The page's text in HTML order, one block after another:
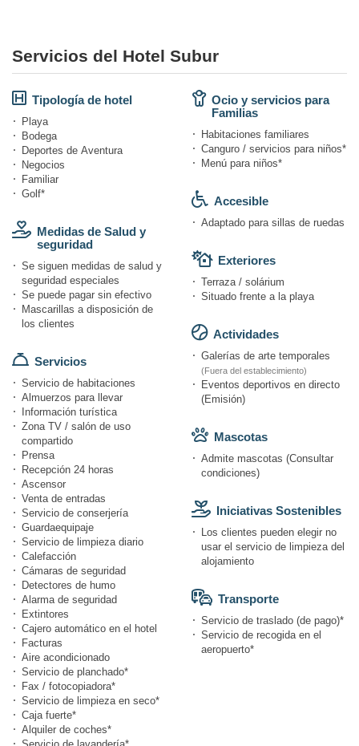
Servicios del Hotel Subur
Tipología de hotel
Playa
Bodega
Deportes de Aventura
Negocios
Familiar
Golf*
Medidas de Salud y
seguridad
Se siguen medidas de salud y
seguridad especiales
Se puede pagar sin efectivo
Mascarillas a disposición de
los clientes
Servicios
Servicio de habitaciones
Almuerzos para llevar
Información turística
Zona TV / salón de uso
compartido
Prensa
Recepción 24 horas
Ascensor
Venta de entradas
Servicio de conserjería
Guardaequipaje
Servicio de limpieza diario
Calefacción
Cámaras de seguridad
Detectores de humo
Alarma de seguridad
Extintores
Cajero automático en el hotel
Facturas
Aire acondicionado
Servicio de planchado*
Fax / fotocopiadora*
Servicio de limpieza en seco*
Caja fuerte*
Alquiler de coches*
Ocio y servicios para
Familias
Habitaciones familiares
Canguro / servicios para niños*
Menú para niños*
Accesible
Adaptado para sillas de ruedas
Exteriores
Terraza / solárium
Situado frente a la playa
Actividades
Galerías de arte temporales
(Fuera del establecimiento)
Eventos deportivos en directo
(Emisión)
Mascotas
Admite mascotas (Consultar
condiciones)
Iniciativas Sostenibles
Los clientes pueden elegir no
usar el servicio de limpieza del
alojamiento
Transporte
Servicio de traslado (de pago)*
Servicio de recogida en el
aeropuerto*